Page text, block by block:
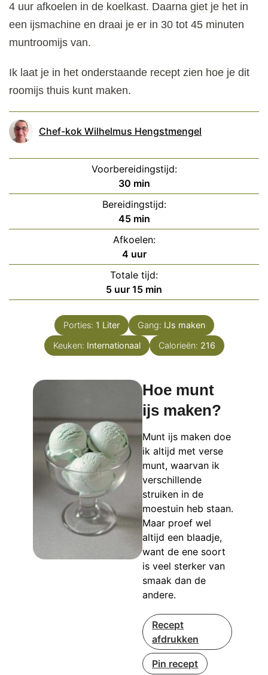
4 uur afkoelen in de koelkast. Daarna giet je het in
een ijsmachine en draai je er in 30 tot 45 minuten
muntroomijs van.
Ik laat je in het onderstaande recept zien hoe je dit
roomijs thuis kunt maken.
Chef-kok Wilhelmus Hengstmengel
Voorbereidingstijd:
30minuten
min
Bereidingstijd:
45minuten
min
Afkoelen:
4uur
uur
Totale tijd:
5uur
uur 15minuten
min
Porties: 1 Liter Gang: IJs maken
Keuken: Internationaal Calorieën: 216
Hoe munt
ijs maken?
Munt ijs maken doe
ik altijd met verse
munt, waarvan ik
verschillende
struiken in de
moestuin heb staan.
Maar proef wel
altijd een blaadje,
want de ene soort
is veel sterker van
smaak dan de
andere.
Recept
afdrukken
Pin recept